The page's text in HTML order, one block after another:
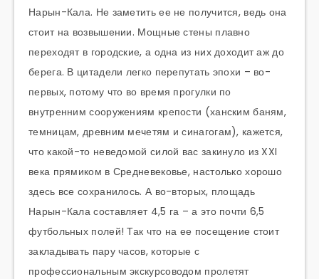
Нарын-Кала. Не заметить ее не получится, ведь она
стоит на возвышении. Мощные стены плавно
переходят в городские, а одна из них доходит аж до
берега. В цитадели легко перепутать эпохи – во-
первых, потому что во время прогулки по
внутренним сооружениям крепости (ханским баням,
темницам, древним мечетям и синагогам), кажется,
что какой-то неведомой силой вас закинуло из XXI
века прямиком в Средневековье, настолько хорошо
здесь все сохранилось. А во-вторых, площадь
Нарын-Кала составляет 4,5 га – а это почти 6,5
футбольных полей! Так что на ее посещение стоит
закладывать пару часов, которые с
профессиональным экскурсоводом пролетят